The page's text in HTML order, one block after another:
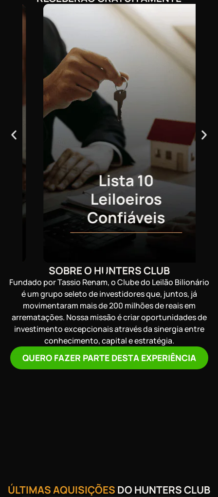
SOBRE O HUNTERS CLUB
Fundado por Tassio Renam, o Clube do Leilão Bilionário
é um grupo seleto de investidores que, juntos, já
movimentaram mais de 200 milhões de reais em
arrematações. Nossa missão é criar oportunidades de
investimento excepcionais através da sinergia entre
conhecimento, capital e estratégia.
QUERO FAZER PARTE DESTA EXPERIÊNCIA
ÚLTIMAS AQUISIÇÕES DO HUNTERS CLUB